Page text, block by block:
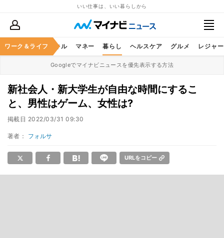
いい仕事は、いい暮らしから
ワーク＆ライフ
ア ビジネススキル マネー 暮らし ヘルスケア グルメ レジャー
Googleでマイナビニュースを優先表示する方法
新社会人・新大学生が自由な時間にするこ
と、男性はゲーム、女性は?
掲載日 2022/03/31 09:30
著者： フォルサ
URLをコピー